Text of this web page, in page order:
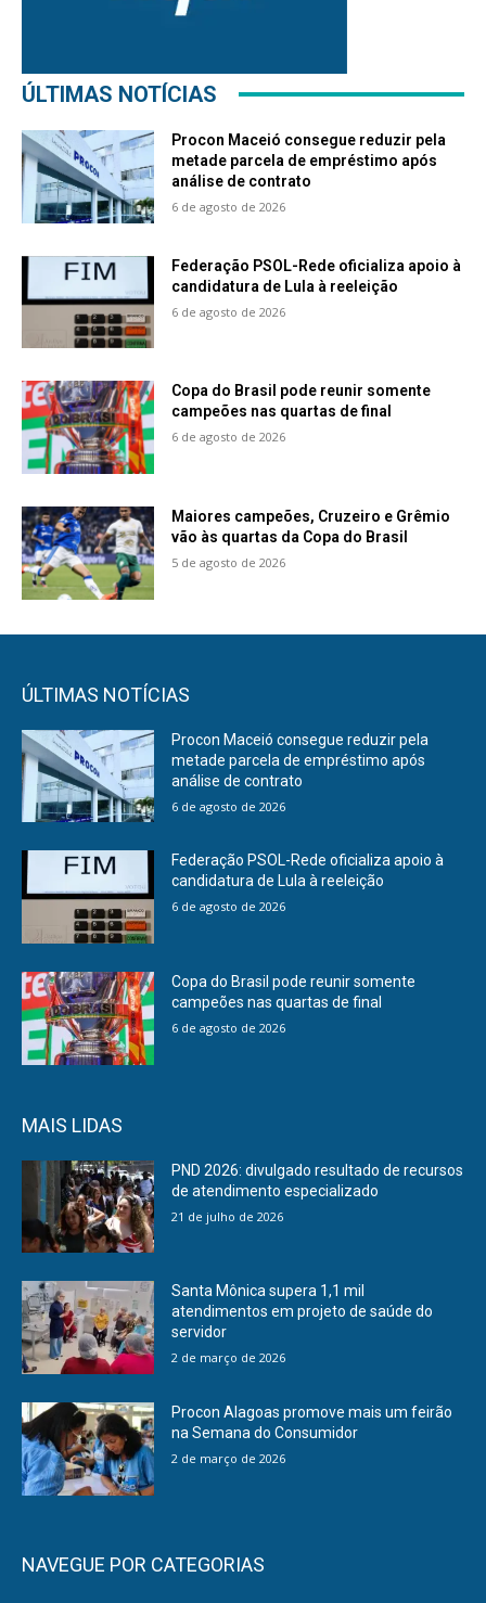
ÚLTIMAS NOTÍCIAS
Procon Maceió consegue reduzir pela
metade parcela de empréstimo após
análise de contrato
6 de agosto de 2026
Federação PSOL-Rede oficializa apoio à
candidatura de Lula à reeleição
6 de agosto de 2026
Copa do Brasil pode reunir somente
campeões nas quartas de final
6 de agosto de 2026
Maiores campeões, Cruzeiro e Grêmio
vão às quartas da Copa do Brasil
5 de agosto de 2026
ÚLTIMAS NOTÍCIAS
Procon Maceió consegue reduzir pela
metade parcela de empréstimo após
análise de contrato
6 de agosto de 2026
Federação PSOL-Rede oficializa apoio à
candidatura de Lula à reeleição
6 de agosto de 2026
Copa do Brasil pode reunir somente
campeões nas quartas de final
6 de agosto de 2026
MAIS LIDAS
PND 2026: divulgado resultado de recursos
de atendimento especializado
21 de julho de 2026
Santa Mônica supera 1,1 mil
atendimentos em projeto de saúde do
servidor
2 de março de 2026
Procon Alagoas promove mais um feirão
na Semana do Consumidor
2 de março de 2026
NAVEGUE POR CATEGORIAS